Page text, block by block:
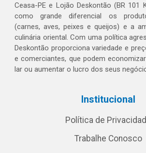
Ceasa-PE e Lojão Deskontão (BR 101
como grande diferencial os
(carnes, aves, peixes e queijos) e a
culinária oriental. Com uma política
Deskontão proporciona variedade e
e comerciantes, que podem
lar ou aumentar o lucro dos seus
Institucional
Política de
Trabalhe Conosco